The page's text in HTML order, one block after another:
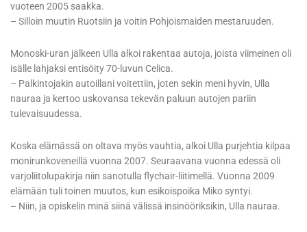
vuoteen 2005 saakka.
– Silloin muutin Ruotsiin ja voitin Pohjoismaiden mestaruuden.
Monoski-uran jälkeen Ulla alkoi rakentaa autoja, joista viimeinen oli
isälle lahjaksi entisöity 70-luvun Celica.
– Palkintojakin autoillani voitettiin, joten sekin meni hyvin, Ulla
nauraa ja kertoo uskovansa tekevän paluun autojen pariin
tulevaisuudessa.
Koska elämässä on oltava myös vauhtia, alkoi Ulla purjehtia kilpaa
monirunkoveneillä vuonna 2007. Seuraavana vuonna edessä oli
varjoliitolupakirja niin sanotulla flychair-liitimellä. Vuonna 2009
elämään tuli toinen muutos, kun esikoispoika Miko syntyi.
– Niin, ja opiskelin minä siinä välissä insinööriksikin, Ulla nauraa.